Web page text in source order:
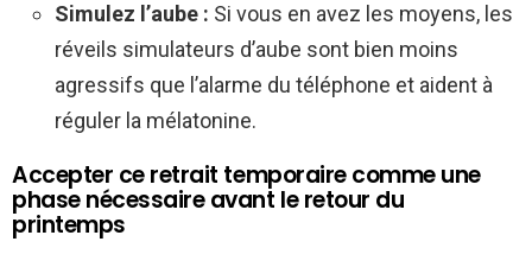
Simulez l’aube : Si vous en avez les moyens, les
réveils simulateurs d’aube sont bien moins
agressifs que l’alarme du téléphone et aident à
réguler la mélatonine.
Accepter ce retrait temporaire comme une
phase nécessaire avant le retour du
printemps